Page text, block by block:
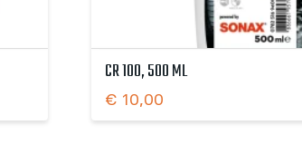
CR 100, 500 ML
€ 10,00